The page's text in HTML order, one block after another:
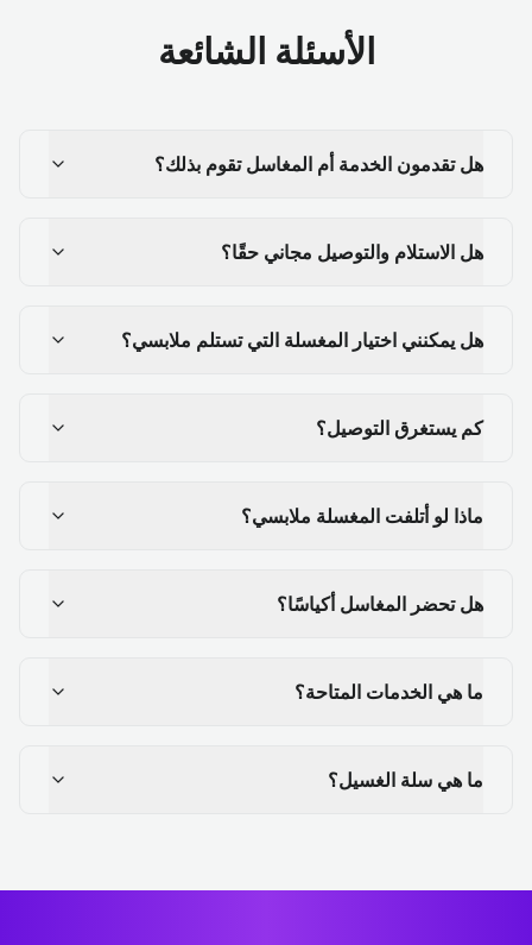
الأسئلة الشائعة
هل تقدمون الخدمة أم المغاسل تقوم بذلك؟
هل الاستلام والتوصيل مجاني حقًا؟
هل يمكنني اختيار المغسلة التي تستلم ملابسي؟
كم يستغرق التوصيل؟
ماذا لو أتلفت المغسلة ملابسي؟
هل تحضر المغاسل أكياسًا؟
ما هي الخدمات المتاحة؟
ما هي سلة الغسيل؟